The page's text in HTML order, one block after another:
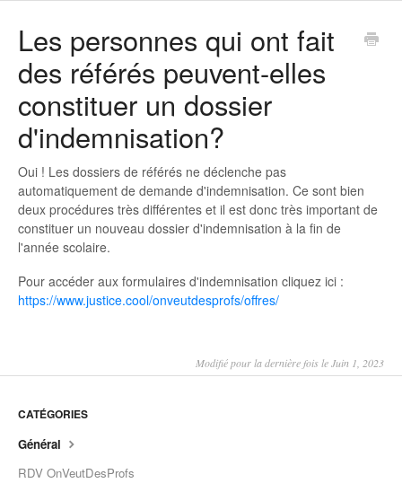
Les personnes qui ont fait
des référés peuvent-elles
constituer un dossier
d'indemnisation?
Oui ! Les dossiers de référés ne déclenche pas
automatiquement de demande d'indemnisation. Ce sont bien
deux procédures très différentes et il est donc très important de
constituer un nouveau dossier d'indemnisation à la fin de
l'année scolaire.
Pour accéder aux formulaires d'indemnisation cliquez ici :
https://www.justice.cool/onveutdesprofs/offres/
Modifié pour la dernière fois le Juin 1, 2023
CATÉGORIES
Général
RDV OnVeutDesProfs